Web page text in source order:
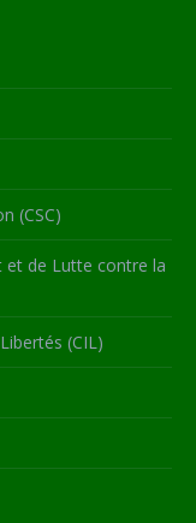
(CSC)
et de Lutte contre la
(CIL)